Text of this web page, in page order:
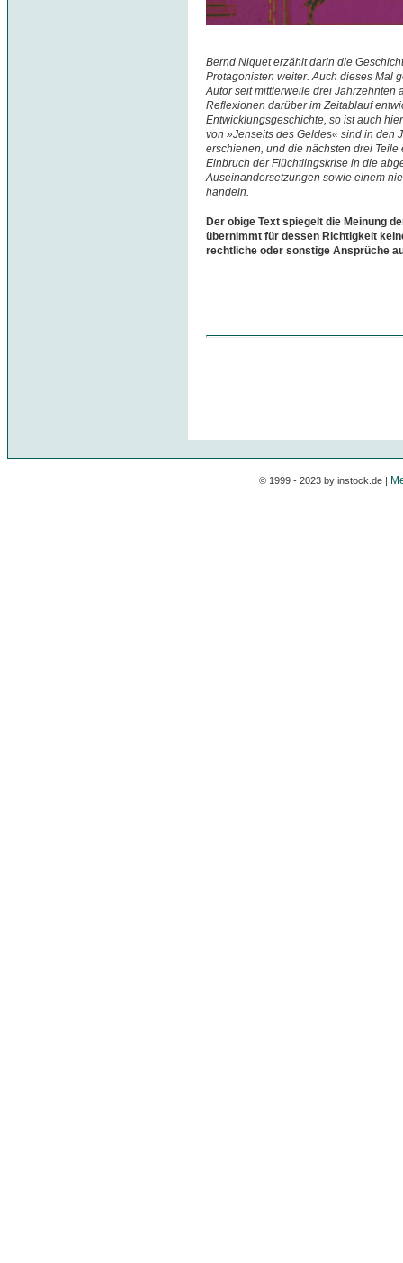
Bernd Niquet erzählt darin die
Protagonisten weiter. Auch dieses Mal
Autor seit mittlerweile drei Jahrzehnten
Reflexionen darüber im Zeitablauf
Entwicklungsgeschichte, so ist auch
von »Jenseits des Geldes« sind in den
erschienen, und die nächsten drei
Einbruch der Flüchtlingskrise in die
Auseinandersetzungen sowie einem
handeln.
Der obige Text spiegelt die Meinung
übernimmt für dessen Richtigkeit
rechtliche oder sonstige Ansprüche
© 1999 - 2023 by instock.de |